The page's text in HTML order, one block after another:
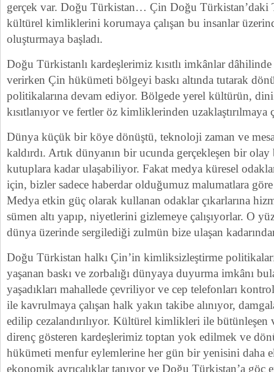
gerçek var. Doğu Türkistan… Çin Doğu Türkistan’daki
kültürel kimliklerini korumaya çalışan bu insanlar
oluşturmaya başladı.
Doğu Türkistanlı kardeşlerimiz kısıtlı imkânlar
verirken Çin hükümeti bölgeyi baskı altında tutarak
politikalarına devam ediyor. Bölgede yerel kültürün, dini
kısıtlanıyor ve fertler öz kimliklerinden uzaklaştırılmaya
Dünya küçük bir köye dönüştü, teknoloji zaman ve
kaldırdı. Artık dünyanın bir ucunda gerçekleşen bir
kutuplara kadar ulaşabiliyor. Fakat medya küresel
için, bizler sadece haberdar olduğumuz malumatlara
Medya etkin güç olarak kullanan odaklar çıkarlarına
sümen altı yapıp, niyetlerini gizlemeye çalışıyorlar. O
dünya üzerinde sergilediği zulmün bize ulaşan
Doğu Türkistan halkı Çin’in kimliksizleştirme
yaşanan baskı ve zorbalığı dünyaya duyurma imkânı
yaşadıkları mahallede çevriliyor ve cep telefonları
ile kavrulmaya çalışan halk yakın takibe alınıyor,
edilip cezalandırılıyor. Kültürel kimlikleri ile bütünleşen
direnç gösteren kardeşlerimiz toptan yok edilmek ve
hükümeti menfur eylemlerine her gün bir yenisini daha
ekonomik ayrıcalıklar tanıyor ve Doğu Türkistan’a göç